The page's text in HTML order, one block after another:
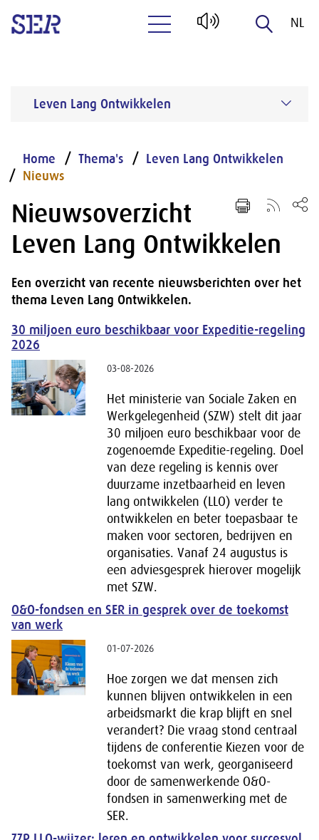
NL
Leven Lang Ontwikkelen
Home Thema's
Leven Lang Ontwikkelen
Nieuws
Nieuwsoverzicht
Leven Lang Ontwikkelen
Een overzicht van recente nieuwsberichten over het
thema Leven Lang Ontwikkelen.
30 miljoen euro beschikbaar voor Expeditie-regeling
2026
03-08-2026
Het ministerie van Sociale Zaken en
Werkgelegenheid (SZW) stelt dit jaar
30 miljoen euro beschikbaar voor de
zogenoemde Expeditie-regeling. Doel
van deze regeling is kennis over
duurzame inzetbaarheid en leven
lang ontwikkelen (LLO) verder te
ontwikkelen en beter toepasbaar te
maken voor sectoren, bedrijven en
organisaties. Vanaf 24 augustus is
een adviesgesprek hierover mogelijk
met SZW.
O&O-fondsen en SER in gesprek over de toekomst
van werk
01-07-2026
Hoe zorgen we dat mensen zich
kunnen blijven ontwikkelen in een
arbeidsmarkt die krap blijft en snel
verandert? Die vraag stond centraal
tijdens de conferentie Kiezen voor de
toekomst van werk, georganiseerd
door de samenwerkende O&O-
fondsen in samenwerking met de
SER.